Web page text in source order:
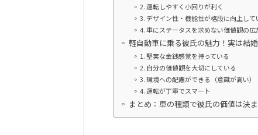
2. 運転しやすく小回りが利く
3. デザイン性・機能性が格段に向上して
4. 車にステータスを求めない価値観の広
軽自動車に乗る彼氏の魅力！実は結
1. 堅実な金銭感覚を持っている
2. 自分の価値観を大切にしている
3. 環境への配慮ができる（意識が高い）
4. 運転が丁寧でスマート
まとめ：車の種類で彼氏の価値は決